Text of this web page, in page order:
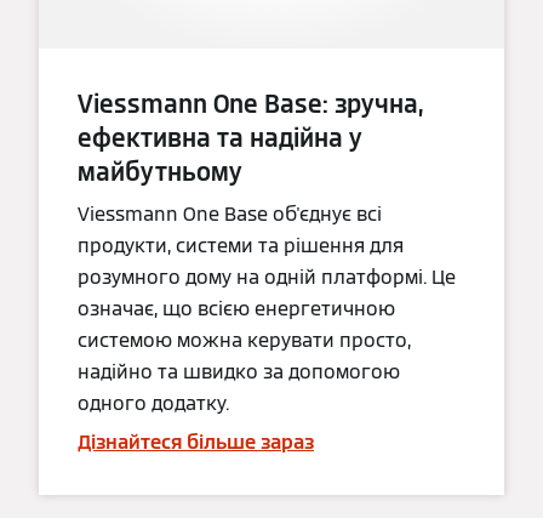
Viessmann One Base: зручна,
ефективна та надійна у
майбутньому
Viessmann One Base об'єднує всі
продукти, системи та рішення для
розумного дому на одній платформі. Це
означає, що всією енергетичною
системою можна керувати просто,
надійно та швидко за допомогою
одного додатку.
Дізнайтеся більше зараз